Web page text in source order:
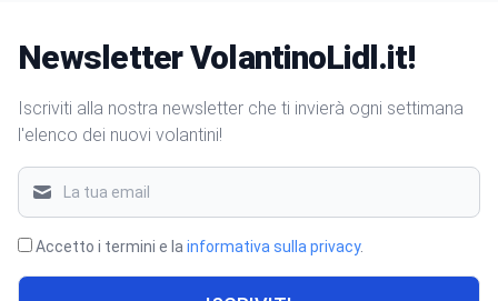
Newsletter VolantinoLidl.it!
Iscriviti alla nostra newsletter che ti invierà ogni settimana
l'elenco dei nuovi volantini!
Accetto i termini e la informativa sulla privacy.